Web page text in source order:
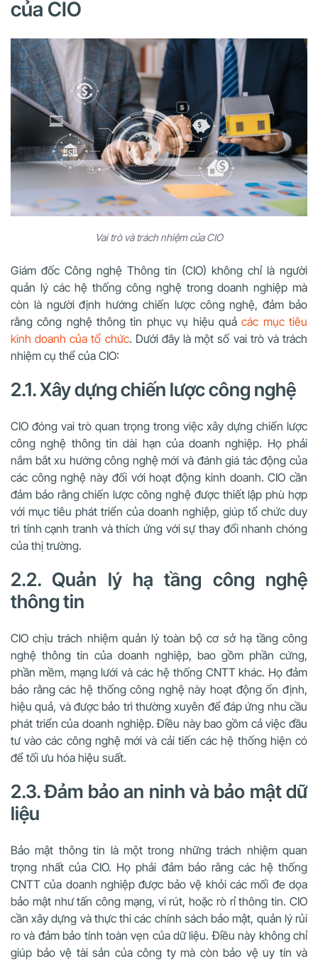
của CIO
Vai trò và trách nhiệm của CIO
Giám đốc Công nghệ Thông tin (CIO) không chỉ là người
quản lý các hệ thống công nghệ trong doanh nghiệp mà
còn là người định hướng chiến lược công nghệ, đảm bảo
rằng công nghệ thông tin phục vụ hiệu quảcác mục tiêu
kinh doanh của tổ chức. Dưới đây là một số vai trò và trách
nhiệm cụ thể của CIO:
2.1. Xây dựng chiến lược công nghệ
CIO đóng vai trò quan trọng trong việc xây dựng chiến lược
công nghệ thông tin dài hạn của doanh nghiệp. Họ phải
nắm bắt xu hướng công nghệ mới và đánh giá tác động của
các công nghệ này đối với hoạt động kinh doanh. CIO cần
đảm bảo rằng chiến lược công nghệ được thiết lập phù hợp
với mục tiêu phát triển của doanh nghiệp, giúp tổ chức duy
trì tính cạnh tranh và thích ứng với sự thay đổi nhanh chóng
của thị trường.
2.2. Quản lý hạ tầng công nghệ
thông tin
CIO chịu trách nhiệm quản lý toàn bộ cơ sở hạ tầng công
nghệ thông tin của doanh nghiệp, bao gồm phần cứng,
phần mềm, mạng lưới và các hệ thống CNTT khác. Họ đảm
bảo rằng các hệ thống công nghệ này hoạt động ổn định,
hiệu quả, và được bảo trì thường xuyên để đáp ứng nhu cầu
phát triển của doanh nghiệp. Điều này bao gồm cả việc đầu
tư vào các công nghệ mới và cải tiến các hệ thống hiện có
để tối ưu hóa hiệu suất.
2.3. Đảm bảo an ninh và bảo mật dữ
liệu
Bảo mật thông tin là một trong những trách nhiệm quan
trọng nhất của CIO. Họ phải đảm bảo rằng các hệ thống
CNTT của doanh nghiệp được bảo vệ khỏi các mối đe dọa
bảo mật như tấn công mạng, vi rút, hoặc rò rỉ thông tin. CIO
cần xây dựng và thực thi các chính sách bảo mật, quản lý rủi
ro và đảm bảo tính toàn vẹn của dữ liệu. Điều này không chỉ
giúp bảo vệ tài sản của công ty mà còn bảo vệ uy tín và